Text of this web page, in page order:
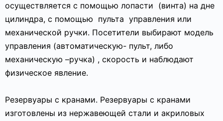
осуществляется с помощью лопасти (винта) на дне
цилиндра, с помощью пульта управления или
механической ручки. Посетители выбирают модель
управления (автоматическую- пульт, либо
механическую –ручка) , скорость и наблюдают
физическое явление.
Резервуары с кранами. Резервуары с кранами
изготовлены из нержавеющей стали и акриловых